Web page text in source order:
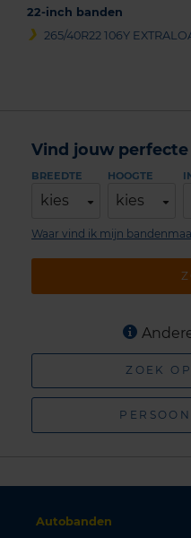
22-inch banden
265/40R22 106Y
Vind jouw perfecte
BREEDTE
kies
HOOGTE
kies
Waar vind ik mijn
ZOEK
Autobanden